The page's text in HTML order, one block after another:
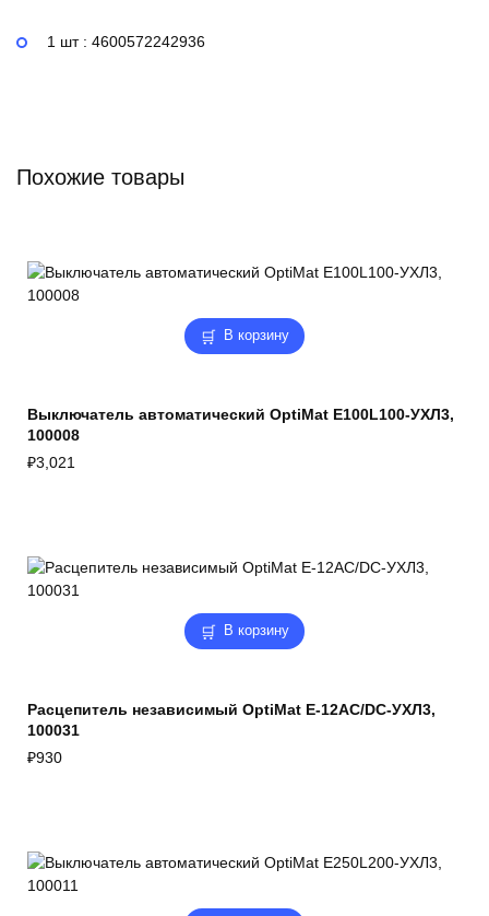
1 шт : 4600572242936
Похожие товары
В корзину
Выключатель автоматический OptiMat E100L100-УХЛ3,
100008
₽3,021
В корзину
Расцепитель независимый OptiMat E-12AC/DC-УХЛ3,
100031
₽930